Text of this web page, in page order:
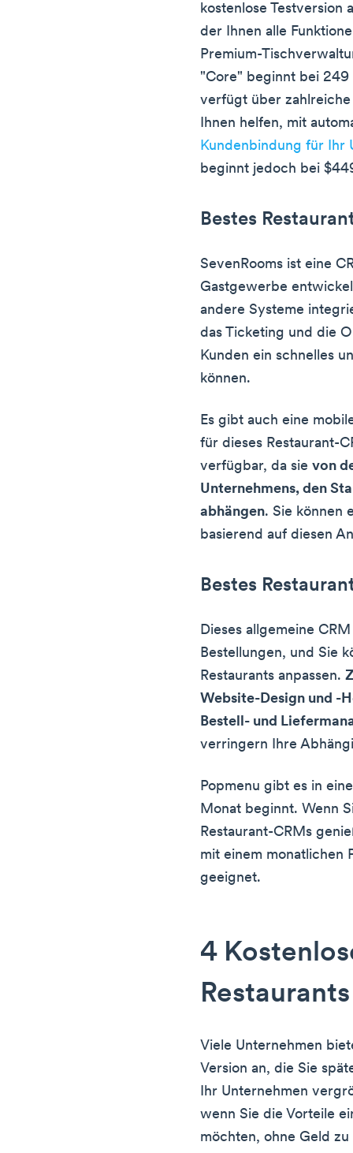
kostenlose Testversion
der Ihnen alle
Premium-
"Core" beginnt bei 249
verfügt über
Ihnen helfen, mit
Kundenbindung für Ihr
beginnt jedoch bei
Bestes
SevenRooms ist eine
Gastgewerbe
andere Systeme
das Ticketing und die
Kunden ein schnelles
können.
Es gibt auch eine
für dieses Restaurant-
verfügbar, da sievon
Unternehmens, den
abhängen. Sie können
basierend auf diesen
Bestes
Dieses allgemeine
Bestellungen, und Sie
Restaurants anpassen.
Website-Design und -
Bestell- und
verringern Ihre
Popmenu gibt es in
Monat beginnt. Wenn
Restaurant-CRMs
mit einem monatlichen
geeignet.
4
Restaurants
Viele Unternehmen
Version an, die Sie
Ihr Unternehmen
wenn Sie die Vorteile
möchten, ohne Geld